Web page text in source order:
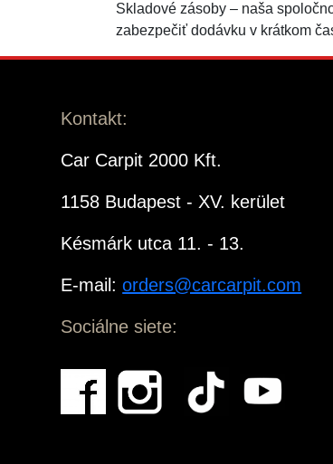
Skladové zásoby – naša
zabezpečiť dodávku v krátkom
Kontakt:
Car Carpit 2000 Kft.
1158 Budapest - XV. kerület
Késmárk utca 11. - 13.
E-mail:orders@carcarpit.com
Sociálne siete: